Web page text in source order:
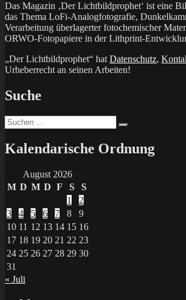
Das Magazin ‚Der Lichtbildprophet‘ ist eine
das Thema LoFi-Analogfotografie,
Verarbeitung überlagerter fotochemischer
ORWO-Fotopapiere in der Lithprint-
„Der Lichtbildprophet“ hat Datenschutz,
Urheberrecht an seinen Arbeiten!
Suche
Suchen
nach:
Kalendarische Ordnung
August 2026
M D M D F S
S
1
2
3
4 5 6 7 8
9
10 11 12 13 14 15 16
17 18 19 20 21 22 23
24 25 26 27 28 29 30
31
« Juli